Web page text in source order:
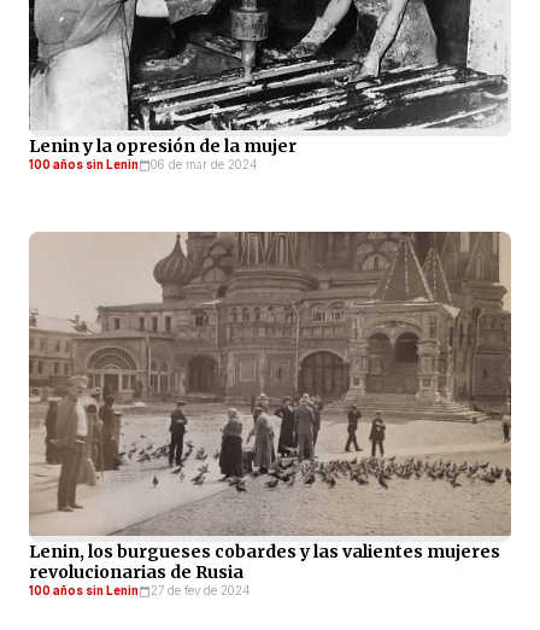
Lenin y la opresión de la mujer
100 años sin Lenin 06 de mar de 2024
Lenin, los burgueses cobardes y las valientes mujeres
revolucionarias de Rusia
100 años sin Lenin 27 de fev de 2024